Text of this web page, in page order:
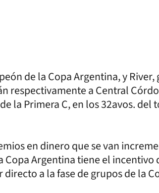
de la Copa Argentina, y
respectivamente a Central
la Primera C, en los 32avos.
en dinero que se van
Copa Argentina tiene el
a la fase de grupos de la